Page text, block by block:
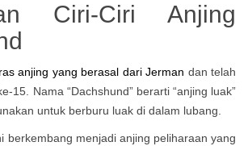
Ciri-Ciri Anjing
ras anjing yang berasal dari Jerman dan telah
15. Nama “Dachshund” berarti “anjing luak”
untuk berburu luak di dalam lubang.
berkembang menjadi anjing peliharaan yang